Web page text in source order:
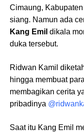
Cimaung,
siang. Namun ada
Kang Emil dikala
duka tersebut.
Ridwan Kamil
hingga membuat
membagikan cerita
pribadinya
Saat itu Kang Emil